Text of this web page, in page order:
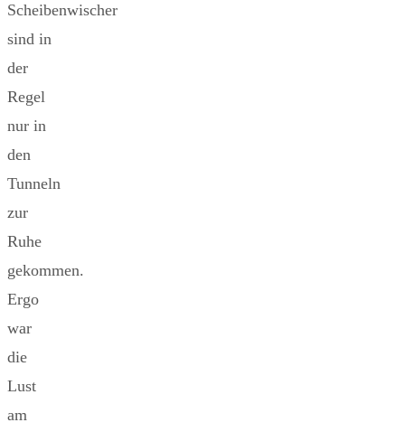
Scheibenwischer
sind in
der
Regel
nur in
den
Tunneln
zur
Ruhe
gekommen.
Ergo
war
die
Lust
am